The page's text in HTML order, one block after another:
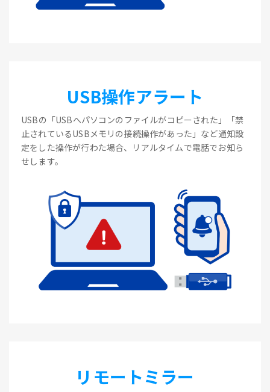
USB操作アラート
USBの「USBへパソコンのファイルがコピーされた」「禁
止されているUSBメモリの接続操作があった」など通知設
定をした操作が行わた場合、リアルタイムで電話でお知ら
せします。
リモートミラー